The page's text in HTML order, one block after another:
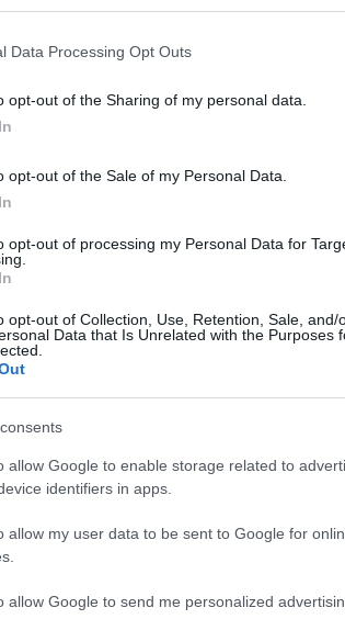
Data Processing Opt Outs
opt-out of the Sharing of my personal data.
opt-out of the Sale of my Personal Data.
opt-out of processing my Personal Data for
opt-out of Collection, Use, Retention, Sale, and/
Data that Is Unrelated with the Purposes
allow Google to enable storage related to
identifiers in apps.
allow my user data to be sent to Google for
allow Google to send me personalized
i skiskytter-
av program
onsdag
SCHEVE 14.02.2024
i skiskytter-VM
Her er alt av program,
og detaljer.
BY HEDDA
søndag,
beste.